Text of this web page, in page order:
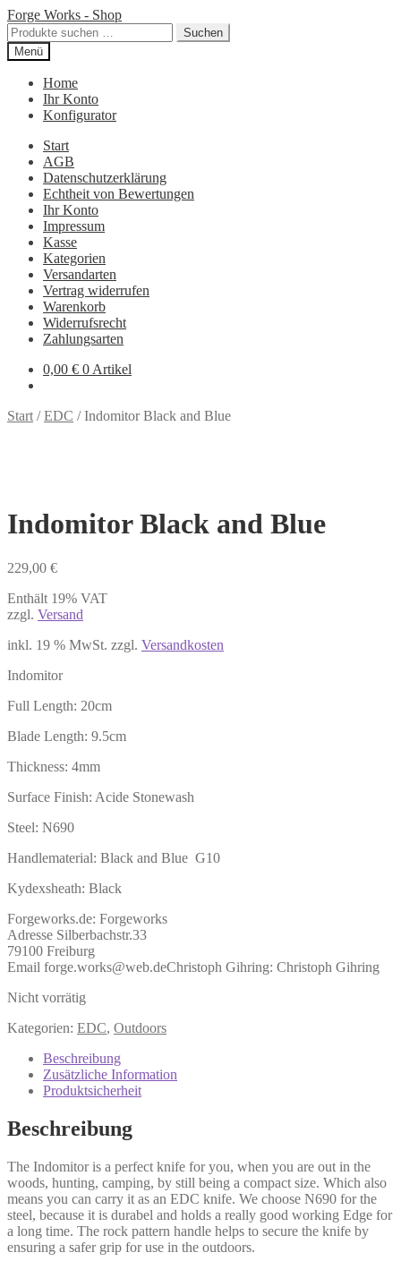
Zur
Navigation
springen
Zum
Inhalt
springen
Forge Works - Shop
Suchen
nach:
Suchen
Menü
Home
Ihr Konto
Konfigurator
Start
AGB
Datenschutzerklärung
Echtheit von Bewertungen
Ihr Konto
Impressum
Kasse
Kategorien
Versandarten
Vertrag widerrufen
Warenkorb
Widerrufsrecht
Zahlungsarten
0,00 € 0 Artikel
Start /EDC /Indomitor Black and Blue
Indomitor Black and Blue
229,00 €
Enthält 19% VAT
zzgl. Versand
inkl. 19 % MwSt. zzgl. Versandkosten
Indomitor
Full Length: 20cm
Blade Length: 9.5cm
Thickness: 4mm
Surface Finish: Acide Stonewash
Steel: N690
Handlematerial: Black and Blue G10
Kydexsheath: Black
Forgeworks.de: Forgeworks
Adresse Silberbachstr.33
79100 Freiburg
Email forge.works@web.deChristoph Gihring: Christoph Gihring
Nicht vorrätig
Kategorien: EDC, Outdoors
Beschreibung
Zusätzliche Information
Produktsicherheit
Beschreibung
The Indomitor is a perfect knife for you, when you are out in the
woods, hunting, camping, by still being a compact size. Which also
means you can carry it as an EDC knife. We choose N690 for the
steel, because it is durabel and holds a really good working Edge for
a long time. The rock pattern handle helps to secure the knife by
ensuring a safer grip for use in the outdoors.